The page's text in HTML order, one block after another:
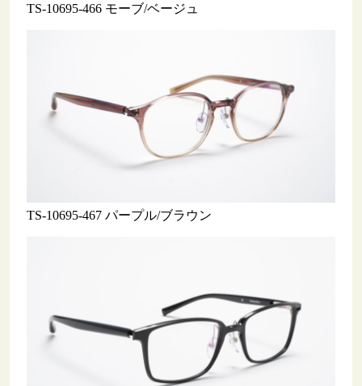
TS-10695-466 モーブ/ベージュ
TS-10695-467 パープル/ブラウン